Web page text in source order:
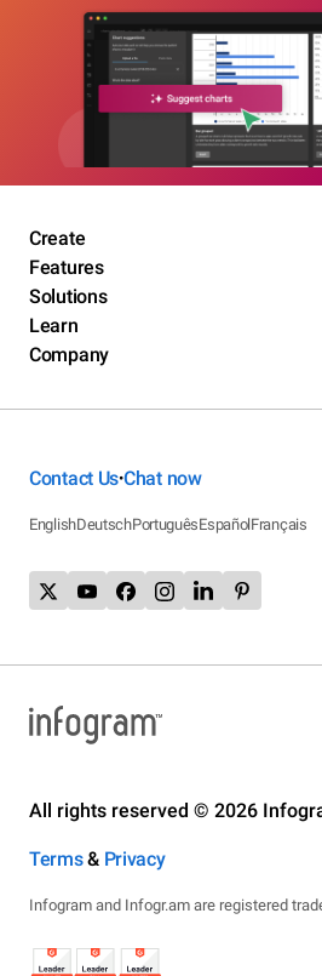
Create
Features
Solutions
Learn
Company
Contact Us•Chat now
EnglishDeutschPortuguêsEspañolFrançais
All rights reserved © 2026
Terms& Privacy
Infogram and Infogr.am are registered